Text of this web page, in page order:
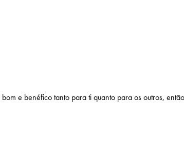
e benéfico tanto para ti quanto para os outros,